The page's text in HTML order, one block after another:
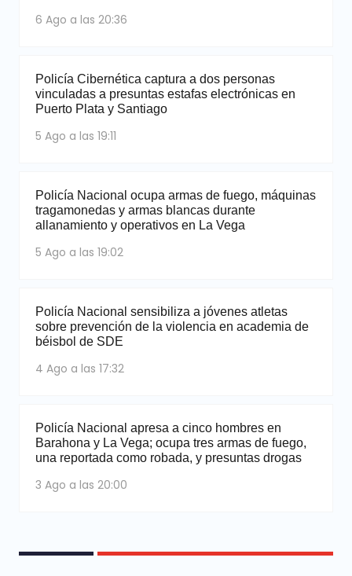
6 Ago a las 20:36
Policía Cibernética captura a dos personas
vinculadas a presuntas estafas electrónicas en
Puerto Plata y Santiago
5 Ago a las 19:11
Policía Nacional ocupa armas de fuego, máquinas
tragamonedas y armas blancas durante
allanamiento y operativos en La Vega
5 Ago a las 19:02
Policía Nacional sensibiliza a jóvenes atletas
sobre prevención de la violencia en academia de
béisbol de SDE
4 Ago a las 17:32
Policía Nacional apresa a cinco hombres en
Barahona y La Vega; ocupa tres armas de fuego,
una reportada como robada, y presuntas drogas
3 Ago a las 20:00